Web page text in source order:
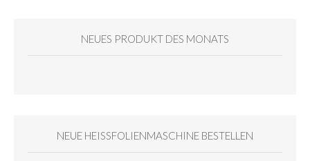
NEUES PRODUKT DES MONATS
NEUE HEISSFOLIENMASCHINE BESTELLEN